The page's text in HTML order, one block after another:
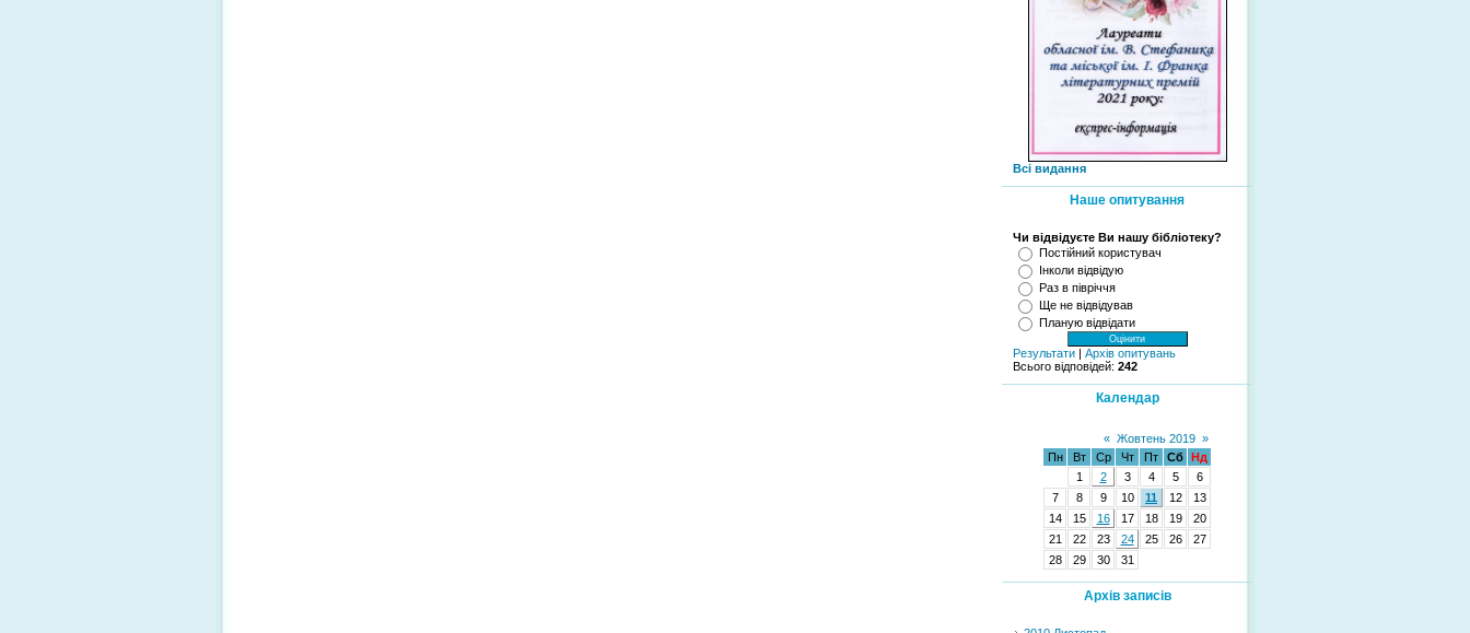
Всі видання
Наше опитування
Чи відвідуєте Ви нашу бібліотеку?
Постійний користувач
Інколи відвідую
Раз в півріччя
Ще не відвідував
Планую відвідати
Результати | Архів опитувань
Всього відповідей: 242
Календар
« Жовтень 2019 »
Пн
Вт Ср Чт Пт Сб Нд
1
2 3 4 5
6
7
8 9 10 11 12
13
14
15 16 17 18 19
20
21
22 23 24 25 26
27
28
29 30 31
Архів записів